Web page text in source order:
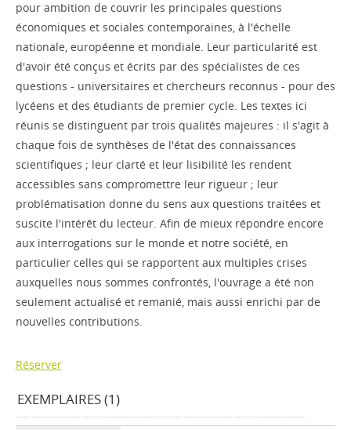
pour ambition de couvrir les principales questions
économiques et sociales contemporaines, à l'échelle
nationale, européenne et mondiale. Leur particularité est
d'avoir été conçus et écrits par des spécialistes de ces
questions - universitaires et chercheurs reconnus - pour des
lycéens et des étudiants de premier cycle. Les textes ici
réunis se distinguent par trois qualités majeures : il s'agit à
chaque fois de synthèses de l'état des connaissances
scientifiques ; leur clarté et leur lisibilité les rendent
accessibles sans compromettre leur rigueur ; leur
problématisation donne du sens aux questions traitées et
suscite l'intérêt du lecteur. Afin de mieux répondre encore
aux interrogations sur le monde et notre société, en
particulier celles qui se rapportent aux multiples crises
auxquelles nous sommes confrontés, l'ouvrage a été non
seulement actualisé et remanié, mais aussi enrichi par de
nouvelles contributions.
Réserver
EXEMPLAIRES (1)